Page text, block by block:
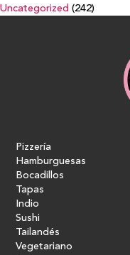
Uncategorized (242)
Pizzería
Hamburguesas
Bocadillos
Tapas
Indio
Sushi
Tailandés
Vegetariano